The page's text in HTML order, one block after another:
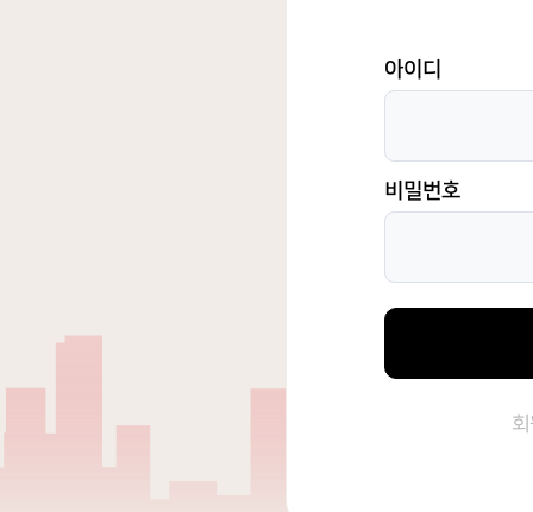
아이디
비밀번호